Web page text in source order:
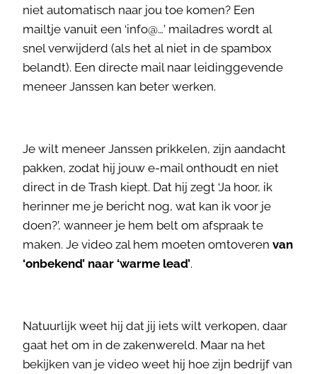
niet automatisch naar jou toe komen? Een
mailtje vanuit een ‘info@…’ mailadres wordt al
snel verwijderd (als het al niet in de spambox
belandt). Een directe mail naar leidinggevende
meneer Janssen kan beter werken.
Je wilt meneer Janssen prikkelen, zijn aandacht
pakken, zodat hij jouw e-mail onthoudt en niet
direct in de Trash kiept. Dat hij zegt ‘Ja hoor, ik
herinner me je bericht nog, wat kan ik voor je
doen?’, wanneer je hem belt om afspraak te
maken. Je video zal hem moeten omtoveren van
‘onbekend’ naar ‘warme lead’.
Natuurlijk weet hij dat jij iets wilt verkopen, daar
gaat het om in de zakenwereld. Maar na het
bekijken van je video weet hij hoe zijn bedrijf van